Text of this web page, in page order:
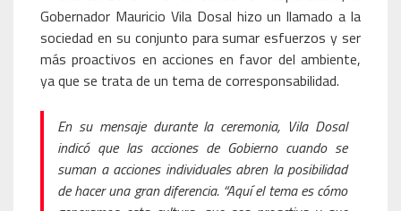
Gobernador Mauricio Vila Dosal hizo un llamado a la
sociedad en su conjunto para sumar esfuerzos y ser
más proactivos en acciones en favor del ambiente,
ya que se trata de un tema de corresponsabilidad.
En su mensaje durante la ceremonia, Vila Dosal
indicó que las acciones de Gobierno cuando se
suman a acciones individuales abren la posibilidad
de hacer una gran diferencia. “Aquí el tema es cómo